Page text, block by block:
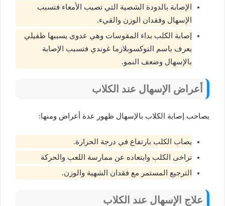
الإصابة بالدودة الشصية التي تصيب الأمعاء فتسبب
الإسهال وفقدان الوزن والقيء.
إصابة الكلب بداء المقوسات وهي عدوى يسببها طفيلي
يعرف باسم التوكسوبلازما غوندي فتسبب الإصابة
بالإسهال وضعف النمو.
أعراض الإسهال عند الكلاب
يصاحب إصابة الكلاب بالإسهال ظهور عدة أعراض ومنها:
يصاب الكلب بارتفاع في درجة الحرارة.
تراخى الكلب وابتعاده عن ممارسة اللعب والحركة
الترجيع المستمر مع فقدان الشهية والوزن.
علاج الإسهال عند الكلاب